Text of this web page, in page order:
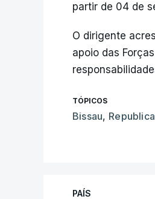
partir de 04 de
O dirigente
apoio das
TÓPICOS
Bissau,
PAÍS